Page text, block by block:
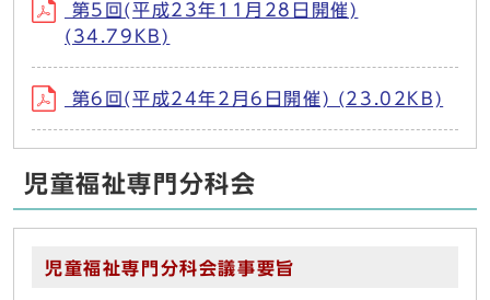
第5回(平成23年11月28日開催)
(34.79KB)
第6回(平成24年2月6日開催) (23.02KB)
児童福祉専門分科会
児童福祉専門分科会議事要旨